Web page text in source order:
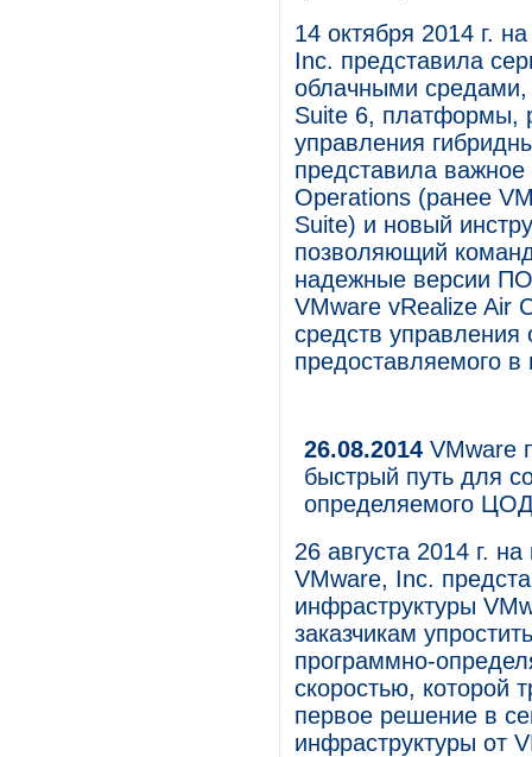
14 октября 2014 г.
Inc. представила
облачными средами,
Suite 6, платформы,
управления
представила
Operations (ранее
Suite) и новый
позволяющий
надежные версии
VMware vRealize Air
средств
предоставляемого в
26.08.2014 VMware
быстрый путь для
определяемого
26 августа 2014 г.
VMware, Inc.
инфраструктуры
заказчикам
программно-
скоростью, которой
первое решение в
инфраструктуры от